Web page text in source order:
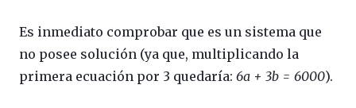
Es inmediato comprobar que es un sistema que
no posee solución (ya que, multiplicando la
primera ecuación por 3 quedaría: 6a + 3b = 6000).